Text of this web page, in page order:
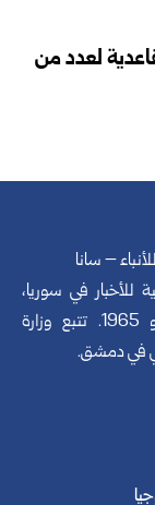
لعدد من
– سانا
للأخبار في سوريا،
تأسست في 24 يونيو 1965. تتبع وزارة
في دمشق.